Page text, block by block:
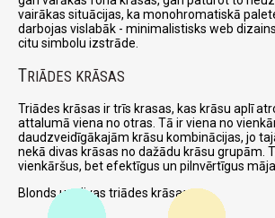
vairākas situācijas, ka monohromatiskā
darbojas vislabāk - minimalistisks web
citu simbolu izstrāde.
TRIĀDES KRĀSAS
Triādes krāsas ir trīs krasas, kas krāsu aplī
attalumā viena no otras. Tā ir viena no
daudzveidīgākajām krāsu kombinācijas, jo
nekā divas krāsas no dažādu krāsu grupām.
vienkāršus, bet efektīgus un pilnvērtīgus
Blonds un divas triādes krāsas: